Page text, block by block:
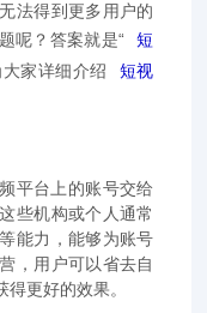
法得到更多用户的
呢？答案就是“
短
家详细介绍
短视
平台上的账号交给
些机构或个人通常
能力，能够为账号
，用户可以省去自
更好的效果。